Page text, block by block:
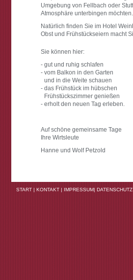
Umgebung von Fellbach oder
Atmosphäre unterbingen möchten.
Natürlich finden Sie im Hotel
Obst und Frühstückseiern macht
Sie können hier:
- gut und ruhig schlafen
- vom Balkon in den Garten
und in die Weite schauen
- das Frühstück im hübschen
Frühstückszimmer genießen
- erholt den neuen Tag erleben.
Auf schöne gemeinsame Tage
Ihre Wirtsleute
Hanne und Wolf Petzold
START | KONTAKT | IMPRESSUM| DATENSCHUTZ